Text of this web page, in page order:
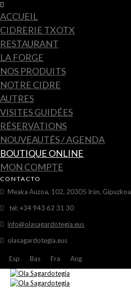
ACCUEIL
CIDRERIE TXOTX
RESTAURANT
LA FORGE
NOS PRODUITS
NOTRE CIDRE
AUTRES
VISITES GUIDÉES
RÉSERVATIONS
NOUVEAUTÉS / AGENDA
BOUTIQUE ONLINE
MON COMPTE
CONTACTO
Meaka Auzoa, 102, 20305 Irún, Gipuzkoa
tel: +34 943 62 31 30
info@olasagardotegia.eus
olasagardotegia.eus
Esp Bas Fra Ang